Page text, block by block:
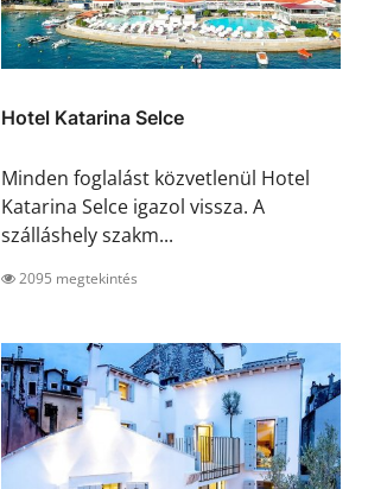
Hotel Katarina Selce
Minden foglalást közvetlenül Hotel
Katarina Selce igazol vissza. A
szálláshely szakm...
2095 megtekintés